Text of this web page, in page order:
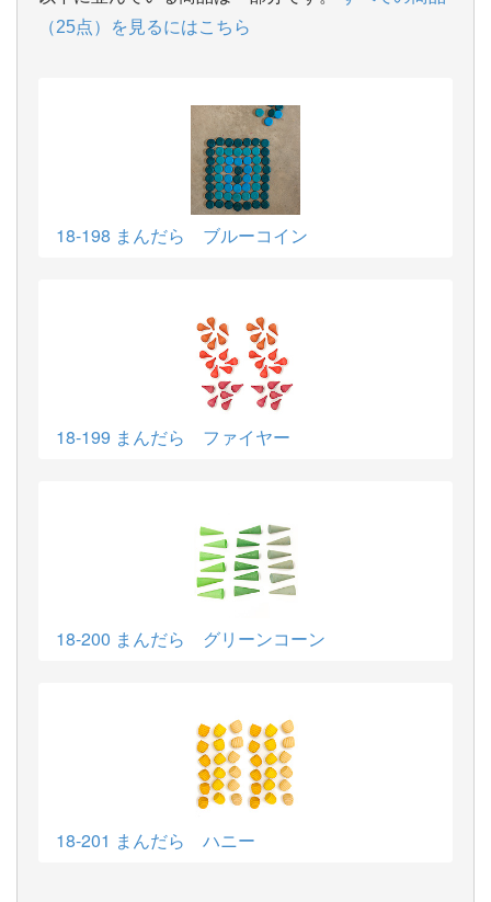
（25点）を見るにはこちら
18-198 まんだら ブルーコイン
18-199 まんだら ファイヤー
18-200 まんだら グリーンコーン
18-201 まんだら ハニー